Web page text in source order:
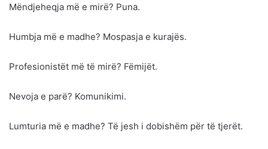
Mëndjeheqja më e mirë? Puna.
Humbja më e madhe? Mospasja e kurajës.
Profesionistët më të mirë? Fëmijët.
Nevoja e parë? Komunikimi.
Lumturia më e madhe? Të jesh i dobishëm për të tjerët.